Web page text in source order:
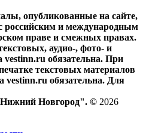
опубликованные на сайте,
российским и международным
праве и смежных правах.
аудио-, фото- и
vestinn.ru обязательна. При
текстовых материалов
vestinn.ru обязательна. Для
Новгород". © 2026